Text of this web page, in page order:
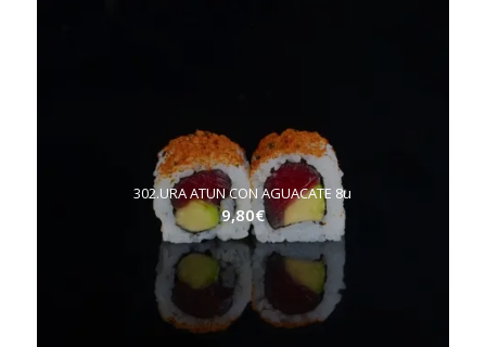
302.URA ATUN CON AGUACATE 8u
9,80€